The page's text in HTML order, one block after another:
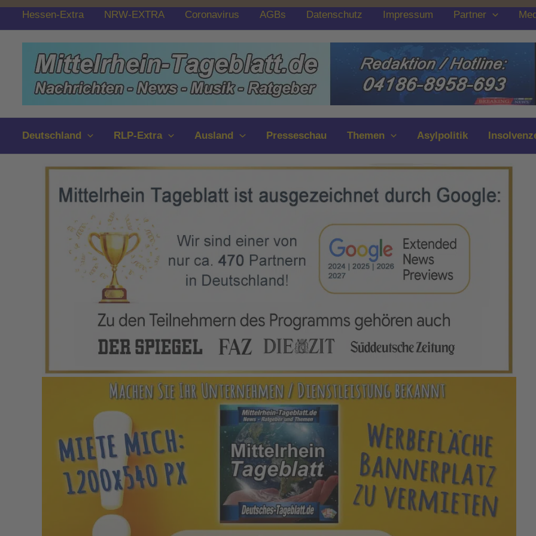
Zum
springen
Hessen-Extra NRW-EXTRA Coronavirus AGBs Datenschutz Impressum Partner
Deutschland RLP-Extra Ausland Presseschau Themen Asylpolitik